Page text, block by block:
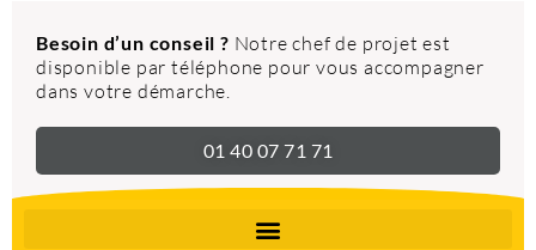
Besoin d’un conseil ? Notre chef de projet est
disponible par téléphone pour vous accompagner
dans votre démarche.
01 40 07 71 71